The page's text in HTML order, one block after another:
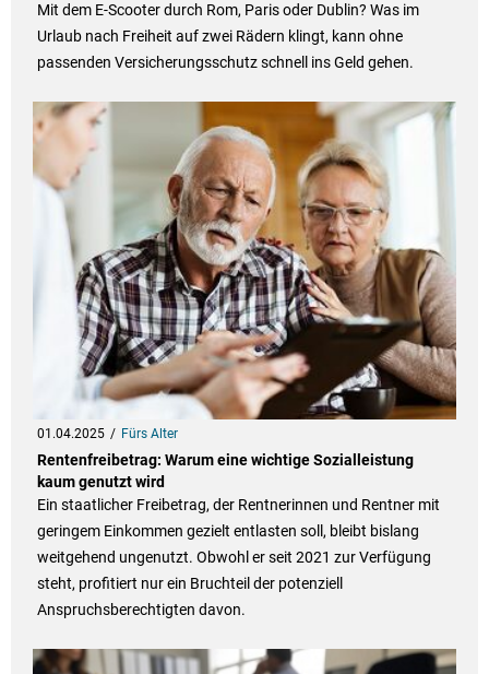
Mit dem E-Scooter durch Rom, Paris oder Dublin? Was im
Urlaub nach Freiheit auf zwei Rädern klingt, kann ohne
passenden Versicherungsschutz schnell ins Geld gehen.
01.04.2025 Fürs Alter
Rentenfreibetrag: Warum eine wichtige Sozialleistung
kaum genutzt wird
Ein staatlicher Freibetrag, der Rentnerinnen und Rentner mit
geringem Einkommen gezielt entlasten soll, bleibt bislang
weitgehend ungenutzt. Obwohl er seit 2021 zur Verfügung
steht, profitiert nur ein Bruchteil der potenziell
Anspruchsberechtigten davon.